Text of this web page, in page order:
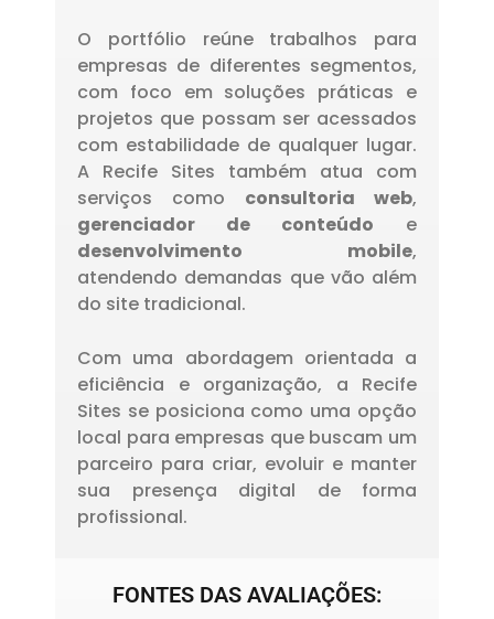
O portfólio reúne trabalhos para
empresas de diferentes segmentos,
com foco em soluções práticas e
projetos que possam ser acessados
com estabilidade de qualquer lugar.
A Recife Sites também atua com
serviços como consultoria web,
gerenciador de conteúdo e
desenvolvimento mobile,
atendendo demandas que vão além
do site tradicional.
Com uma abordagem orientada a
eficiência e organização, a Recife
Sites se posiciona como uma opção
local para empresas que buscam um
parceiro para criar, evoluir e manter
sua presença digital de forma
profissional.
FONTES DAS AVALIAÇÕES: